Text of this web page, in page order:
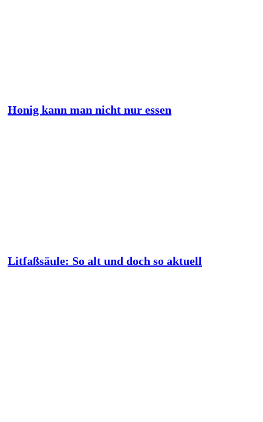
Honig kann man nicht nur essen
Litfaßsäule: So alt und doch so aktuell